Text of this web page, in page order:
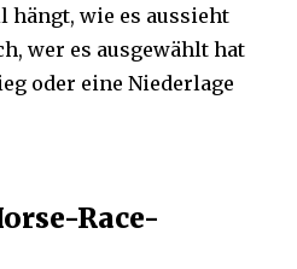
hängt, wie es aussieht
wer es ausgewählt hat
oder eine Niederlage
Race-